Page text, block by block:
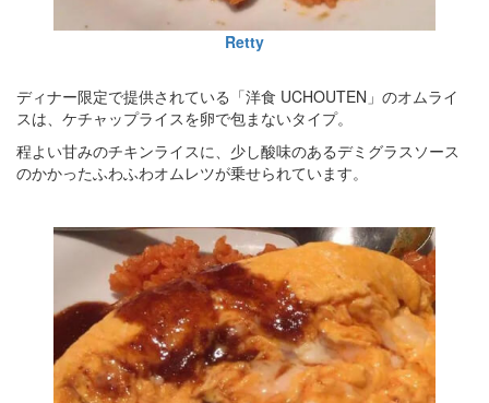
Retty
ディナー限定で提供されている「洋食 UCHOUTEN」のオムライ
スは、ケチャップライスを卵で包まないタイプ。
程よい甘みのチキンライスに、少し酸味のあるデミグラスソース
のかかったふわふわオムレツが乗せられています。